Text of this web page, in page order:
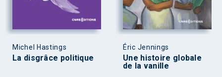
Michel Hastings
La disgrâce politique
Éric Jennings
Une histoire globale
de la vanille